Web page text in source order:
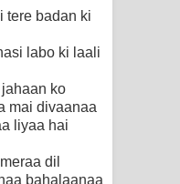
tere badan ki
labo ki laali
ko
mai divaanaa
liyaa hai
dil
bahalaanaa